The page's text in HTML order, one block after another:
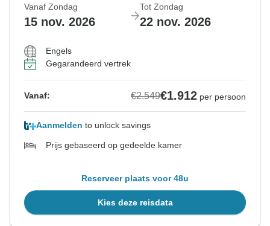
Vanaf Zondag
15 nov. 2026
Tot Zondag
22 nov. 2026
Engels
Gegarandeerd vertrek
Vanaf: €2.549€1.912 per persoon
Aanmelden to unlock savings
Prijs gebaseerd op gedeelde kamer
Reserveer plaats voor 48u
Kies deze reisdata